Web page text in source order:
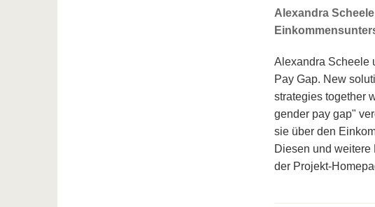
Alexandra
Alexandra Scheele
Pay Gap. New
strategies together
gender pay gap"
sie über den
Diesen und
der Projekt-